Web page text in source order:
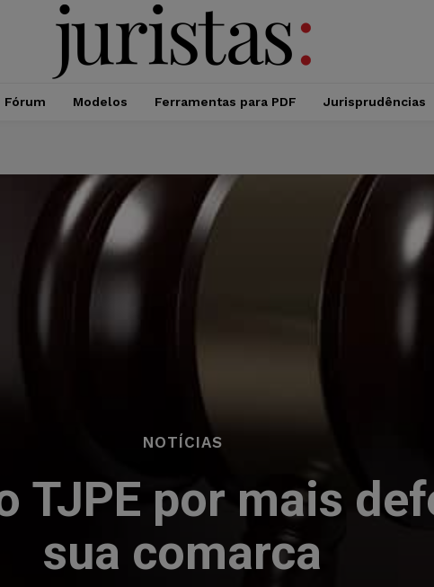
Fórum Modelos Ferramentas para PDF Jurisprudências
NOTÍCIAS
TJPE por mais
sua comarca